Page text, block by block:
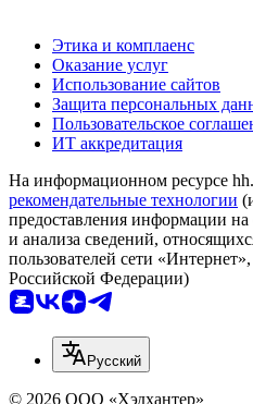
Этика и комплаенс
Оказание услуг
Использование сайтов
Защита персональных
Пользовательское
ИТ аккредитация
На информационном ресурсе
рекомендательные технологии
предоставления информации на
и анализа сведений,
пользователей сети
Российской Федерации)
Русский
© 2026 ООО «Хэдхантер»